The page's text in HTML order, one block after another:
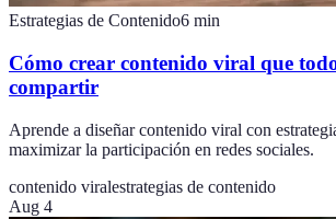
Estrategias de Contenido6 min
Cómo crear contenido viral que
compartir
Aprende a diseñar contenido viral con
maximizar la participación en redes sociales.
contenido viralestrategias de contenido
Aug 4